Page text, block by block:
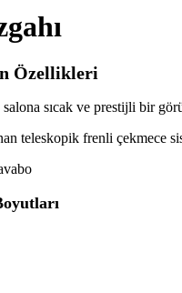
Özellikleri
sıcak ve prestijli bir
teleskopik frenli çekmece